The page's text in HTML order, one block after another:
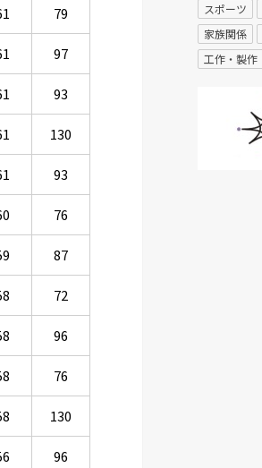
79
97
93
130
93
76
87
72
96
76
130
96
スポーツ
家族関係
工作・製作